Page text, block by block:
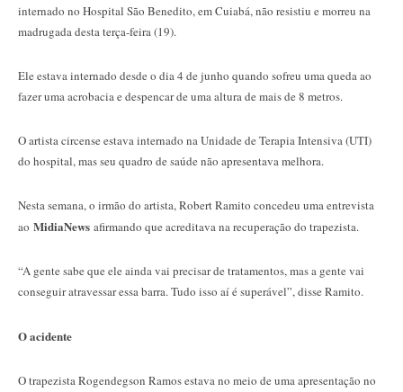
internado no Hospital São Benedito, em Cuiabá, não resistiu e morreu na
madrugada desta terça-feira (19).
Ele estava internado desde o dia 4 de junho quando sofreu uma queda ao
fazer uma acrobacia e despencar de uma altura de mais de 8 metros.
O artista circense estava internado na Unidade de Terapia Intensiva (UTI)
do hospital, mas seu quadro de saúde não apresentava melhora.
Nesta semana, o irmão do artista, Robert Ramito concedeu uma entrevista
ao MidiaNews afirmando que acreditava na recuperação do trapezista.
“A gente sabe que ele ainda vai precisar de tratamentos, mas a gente vai
conseguir atravessar essa barra. Tudo isso aí é superável”, disse Ramito.
O acidente
O trapezista Rogendegson Ramos estava no meio de uma apresentação no